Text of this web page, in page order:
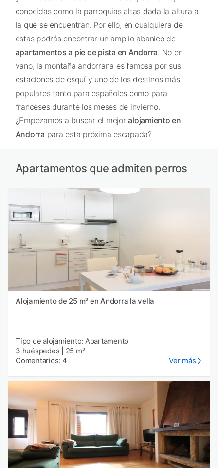
conocidas como la parroquias altas dada la altura a
la que se encuentran. Por ello, en cualquiera de
estas podrás encontrar un amplio abanico de
apartamentos a pie de pista en Andorra. No en
vano, la montaña andorrana es famosa por sus
estaciones de esquí y uno de los destinos más
populares tanto para españoles como para
franceses durante los meses de invierno.
¿Empezamos a buscar el mejoralojamiento en
Andorra para esta próxima escapada?
Apartamentos que admiten perros
Alojamiento de 25 m² en Andorra la vella
Tipo de alojamiento: Apartamento
3 huéspedes
25 m²
Comentarios: 4
Ver más